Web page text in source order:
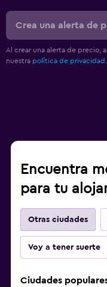
Crea una alerta de
Al crear una alerta de precio,
nuestra política de privacidad.
Encuentra
para tu
Otras ciudades
Voy a tener suerte
Ciudades